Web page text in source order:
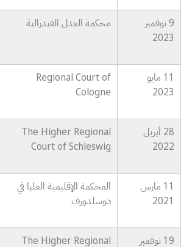
9 نوفمبر
2023
محكمة العدل الفيدرالية
11 مايو
2023
Regional Court of
Cologne
28 أبريل
2022
The Higher Regional
Court of Schleswig
11 مارس
2021
المحكمة الإقليمية العليا في
دوسلدورف
19 نوفمبر
The Higher Regional